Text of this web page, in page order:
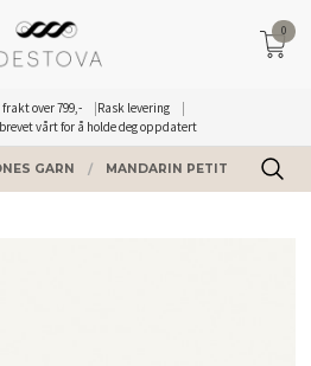
frakt over 799,-
Rask levering
vårt for å holde deg oppdatert
0
GARN MANDARIN PETIT